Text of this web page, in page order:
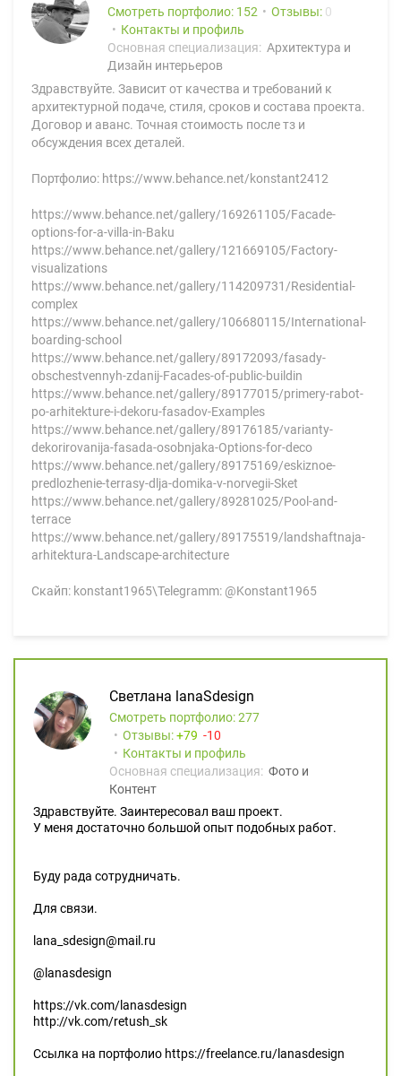
Смотреть портфолио: 152 Отзывы: 0
Контакты и профиль
Основная специализация: Архитектура и
Дизайн интерьеров
Здравствуйте. Зависит от качества и требований к
архитектурной подаче, стиля, сроков и состава проекта.
Договор и аванс. Точная стоимость после тз и
обсуждения всех деталей.
Портфолио: https://www.behance.net/konstant2412
https://www.behance.net/gallery/169261105/Facade-
options-for-a-villa-in-Baku
https://www.behance.net/gallery/121669105/Factory-
visualizations
https://www.behance.net/gallery/114209731/Residential-
complex
https://www.behance.net/gallery/106680115/International-
boarding-school
https://www.behance.net/gallery/89172093/fasady-
obschestvennyh-zdanij-Facades-of-public-buildin
https://www.behance.net/gallery/89177015/primery-rabot-
po-arhitekture-i-dekoru-fasadov-Examples
https://www.behance.net/gallery/89176185/varianty-
dekorirovanija-fasada-osobnjaka-Options-for-deco
https://www.behance.net/gallery/89175169/eskiznoe-
predlozhenie-terrasy-dlja-domika-v-norvegii-Sket
https://www.behance.net/gallery/89281025/Pool-and-
terrace
https://www.behance.net/gallery/89175519/landshaftnaja-
arhitektura-Landscape-architecture
Скайп: konstant1965\Telegramm: @Konstant1965
Светлана lanaSdesign
Смотреть портфолио: 277
Отзывы:
79
10
Контакты и профиль
Основная специализация: Фото и
Контент
Здравствуйте. Заинтересовал ваш проект.
У меня достаточно большой опыт подобных работ.
Буду рада сотрудничать.
Для связи.
lana_sdesign@mail.ru
@lanasdesign
https://vk.com/lanasdesign
http://vk.com/retush_sk
Ссылка на портфолио https://freelance.ru/lanasdesign